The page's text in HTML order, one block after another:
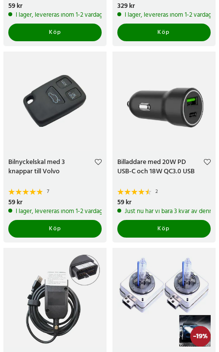
Pris:
59 kr
I lager, levereras inom 1-2 vardagar
Köp
Pris:329 kr
329 kr
I lager, levereras inom 1-2 vardagar
Köp
Bilnyckelskal med 3
knappar till Volvo
7
Pris:
59 kr
I lager, levereras inom 1-2 vardagar
Köp
Billaddare med 20W PD
USB-C och 18W QC3.0 USB
2
Pris:
59 kr
Just nu har vi bara 3 kvar av denna
Köp
-19%